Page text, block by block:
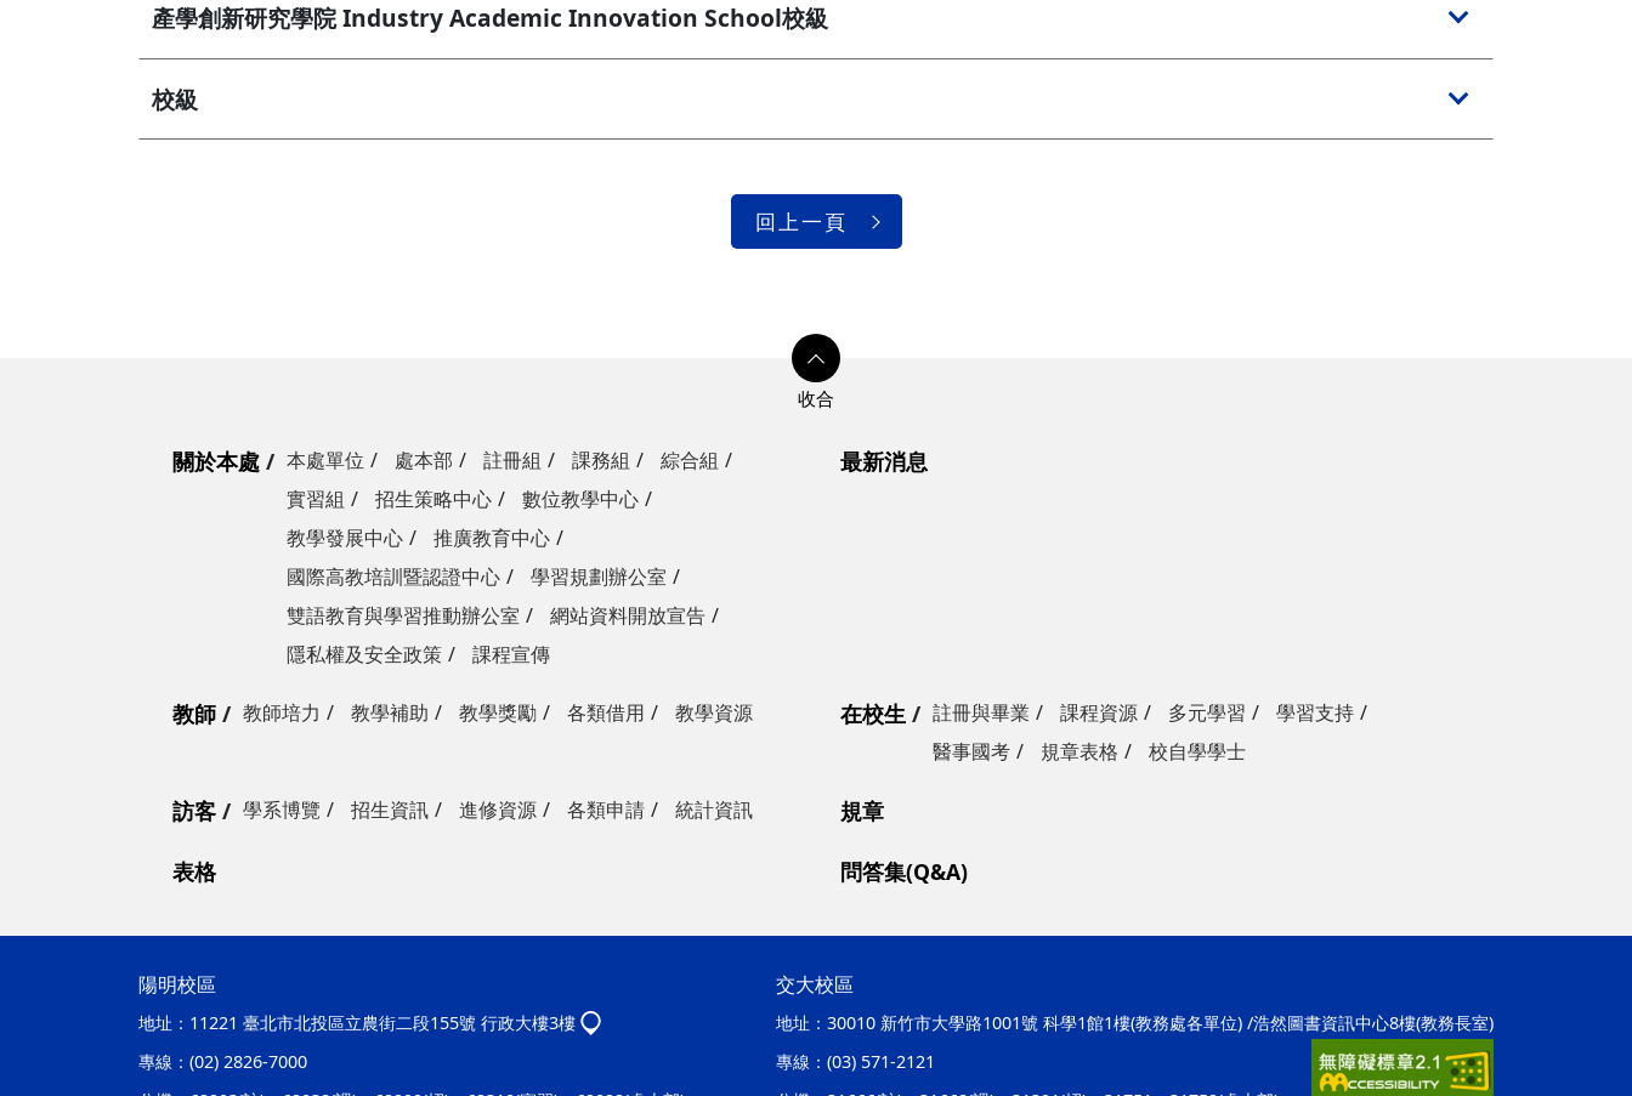
產學創新研究學院 Industry Academic Innovation School校級
校級
回上一頁
關於本處 本處單位 處本部 註冊組 課務組
綜合組
實習組
招生策略中心
數位教學中心
教學發展中心
推廣教育中心
國際高教培訓暨認證中心
學習規劃辦公室
雙語教育與學習推動辦公室
網站資料開放宣告
隱私權及安全政策
課程宣傳
最新消息
教師 教師培力 教學補助 教學獎勵 各類借用 教學資源 在校生 註冊與畢業 課程資源 多元學習
學習支持
醫事國考
規章表格 校自學學士
訪客 學系博覽 招生資訊 進修資源 各類申請 統計資訊 規章
表格 問答集(Q&A)
陽明校區
地址： 11221 臺北市北投區立農街二段155號 行政大樓3樓
專線： (02) 2826-7000
交大校區
地址： 30010 新竹市大學路1001號 科學1館1樓(教務處各單位) /浩然圖書資訊中心8樓(教務長室)
專線： (03) 571-2121